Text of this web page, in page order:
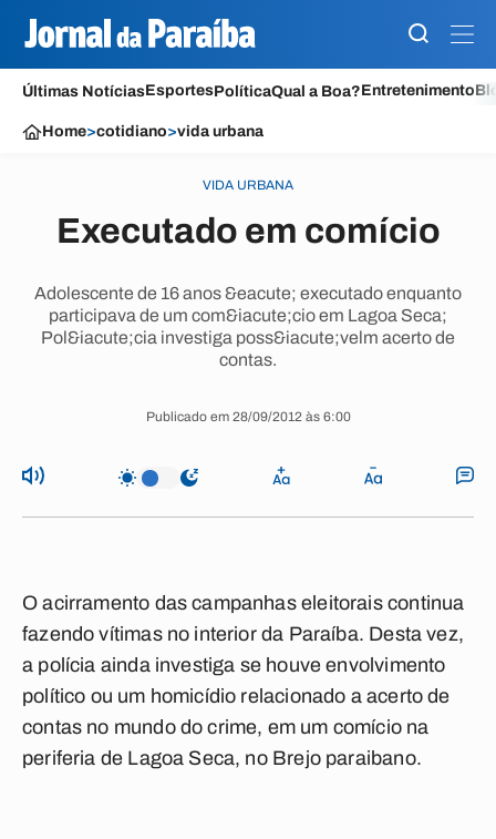
Últimas NotíciasEsportesPolíticaQual a Boa?Entretenimento
Home>cotidiano>vida urbana
VIDA URBANA
Executado em comício
Adolescente de 16 anos &eacute; executado enquanto
participava de um com&iacute;cio em Lagoa Seca;
Pol&iacute;cia investiga poss&iacute;velm acerto de
contas.
Publicado em 28/09/2012 às 6:00
O acirramento das campanhas eleitorais continua
fazendo vítimas no interior da Paraíba. Desta vez,
a polícia ainda investiga se houve envolvimento
político ou um homicídio relacionado a acerto de
contas no mundo do crime, em um comício na
periferia de Lagoa Seca, no Brejo paraibano.